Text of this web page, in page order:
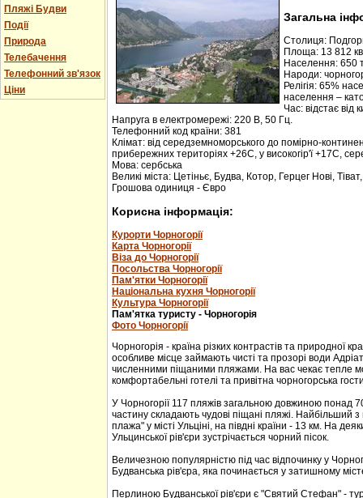
Пляжі Будви
Події
Природа
Телебачення
Телефонний зв'язок
Ціни
Загальна
Столиця:
Площа: 13 812
Населення: 650
Народи:
Релігія: 65%
населення –
Час: відстає від
Напруга в електромережі: 220 В, 50 Гц.
Телефонний код країни: 381
Клімат: від середземноморського до помірно-
прибережних територіях +26С, у високогір'ї +17С,
Мова: сербська
Великі міста: Цетіньє, Будва, Котор, Герцег Нові,
Грошова одиниця - Євро
Корисна інформація:
Курорти Чорногорії
Карта Чорногорії
Віза до Чорногорії
Посольства Чорногорії
Пам'ятки Чорногорії
Національна кухня Чорногорії
Культура Чорногорії
Пам'ятка туристу - Чорногорія
Фото Чорногорії
Чорногорія - країна різких контрастів та природної
особливе місце займають чисті та прозорі води
численними піщаними пляжами. На вас чекає тепле
комфортабельні готелі та привітна чорногорська
У Чорногорії 117 пляжів загальною довжиною понад
частину складають чудові піщані пляжі. Найбільший
плажа" у місті Ульціні, на півдні країни - 13 км. На
Ульцинської рів'єри зустрічається чорний пісок.
Величезною популярністю під час відпочинку у
Будванська рів'єра, яка починається у затишному
Перлиною Будванської рів'єри є "Святий Стефан" -